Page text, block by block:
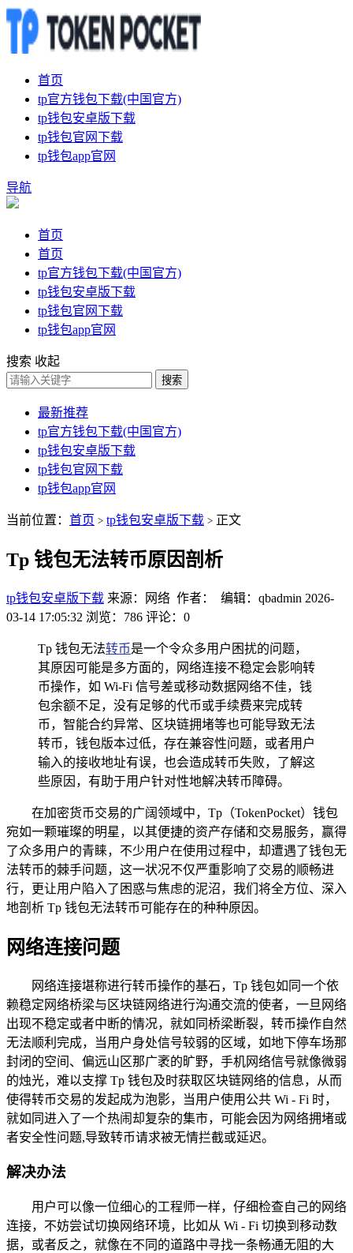
首页
tp官方钱包下载(中国官方)
tp钱包安卓版下载
tp钱包官网下载
tp钱包app官网
导航
首页
首页
tp官方钱包下载(中国官方)
tp钱包安卓版下载
tp钱包官网下载
tp钱包app官网
搜索 收起
搜索
最新推荐
tp官方钱包下载(中国官方)
tp钱包安卓版下载
tp钱包官网下载
tp钱包app官网
当前位置： 首页 > tp钱包安卓版下载 > 正文
Tp 钱包无法转币原因剖析
tp钱包安卓版下载 来源：网络 作者： 编辑：qbadmin 2026-
03-14 17:05:32 浏览：786 评论：0
Tp 钱包无法转币是一个令众多用户困扰的问题，
其原因可能是多方面的，网络连接不稳定会影响转
币操作，如 Wi-Fi 信号差或移动数据网络不佳，钱
包余额不足，没有足够的代币或手续费来完成转
币，智能合约异常、区块链拥堵等也可能导致无法
转币，钱包版本过低，存在兼容性问题，或者用户
输入的接收地址有误，也会造成转币失败，了解这
些原因，有助于用户针对性地解决转币障碍。
在加密货币交易的广阔领域中，Tp（TokenPocket）钱包
宛如一颗璀璨的明星，以其便捷的资产存储和交易服务，赢得
了众多用户的青睐，不少用户在使用过程中，却遭遇了钱包无
法转币的棘手问题，这一状况不仅严重影响了交易的顺畅进
行，更让用户陷入了困惑与焦虑的泥沼，我们将全方位、深入
地剖析 Tp 钱包无法转币可能存在的种种原因。
网络连接问题
网络连接堪称进行转币操作的基石，Tp 钱包如同一个依
赖稳定网络桥梁与区块链网络进行沟通交流的使者，一旦网络
出现不稳定或者中断的情况，就如同桥梁断裂，转币操作自然
无法顺利完成，当用户身处信号较弱的区域，如地下停车场那
封闭的空间、偏远山区那广袤的旷野，手机网络信号就像微弱
的烛光，难以支撑 Tp 钱包及时获取区块链网络的信息，从而
使得转币交易的发起成为泡影，当用户使用公共 Wi - Fi 时，
就如同进入了一个热闹却复杂的集市，可能会因为网络拥堵或
者安全性问题,导致转币请求被无情拦截或延迟。
解决办法
用户可以像一位细心的工程师一样，仔细检查自己的网络
连接，不妨尝试切换网络环境，比如从 Wi - Fi 切换到移动数
据，或者反之，就像在不同的道路中寻找一条畅通无阻的大